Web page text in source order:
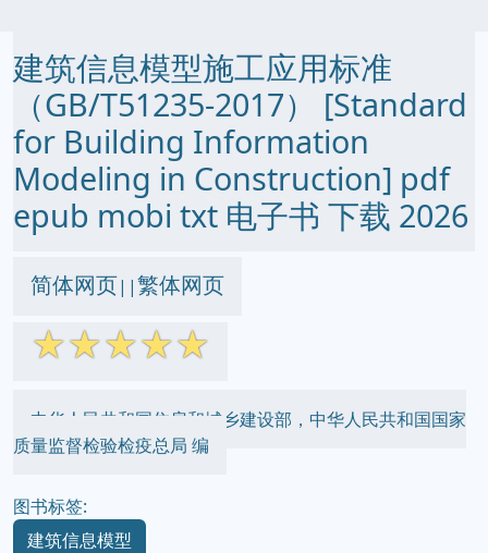
建筑信息模型施工应用标准
（GB/T51235-2017） [Standard
for Building Information
Modeling in Construction] pdf
epub mobi txt 电子书 下载 2026
简体网页||繁体网页
☆☆☆☆☆
中华人民共和国住房和城乡建设部，中华人民共和国国家
质量监督检验检疫总局 编
图书标签:
建筑信息模型